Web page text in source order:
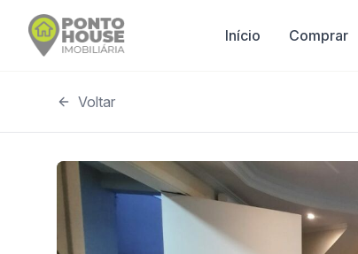
Início Comprar
Voltar